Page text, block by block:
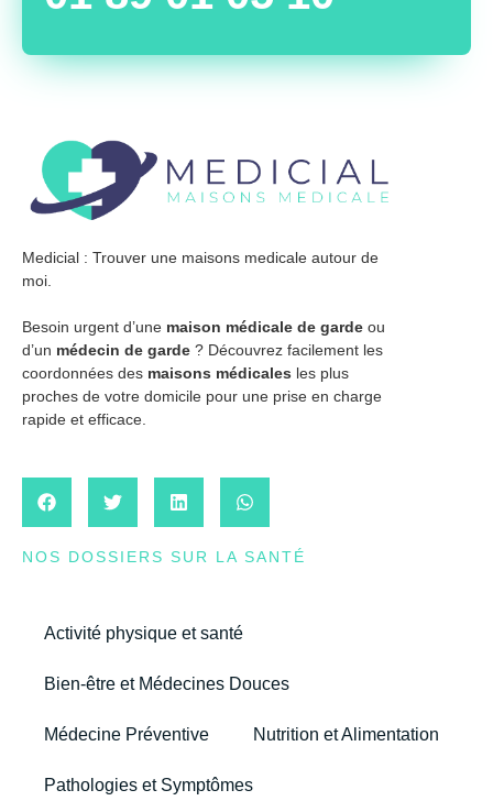
Medicial : Trouver une maisons medicale autour de
moi.
Besoin urgent d’une maison médicale de garde ou
d’un médecin de garde ? Découvrez facilement les
coordonnées des maisons médicales les plus
proches de votre domicile pour une prise en charge
rapide et efficace.
NOS DOSSIERS SUR LA SANTÉ
Activité physique et santé
Bien-être et Médecines Douces
Médecine Préventive Nutrition et Alimentation
Pathologies et Symptômes